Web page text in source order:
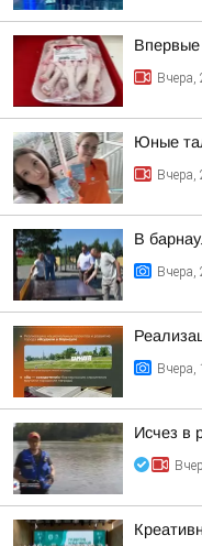
Впервые
Вчера,
Юные
Вчера,
В
Вчера,
Вчера,
Исчез в